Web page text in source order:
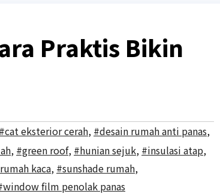
Praktis Bikin
#cat eksterior cerah, #desain rumah anti panas,
, #green roof, #hunian sejuk, #insulasi atap,
kaca, #sunshade rumah,
film penolak panas